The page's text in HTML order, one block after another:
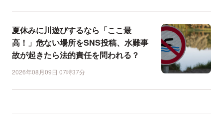
夏休みに川遊びするなら「ここ最
高！」危ない場所をSNS投稿、水難事
故が起きたら法的責任を問われる？
2026年08月09日 07時37分